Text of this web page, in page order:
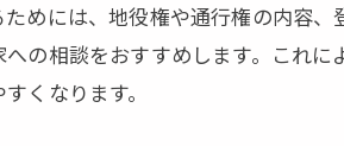
めには、地役権や通行権の内容
の相談をおすすめします。これに
くなります。